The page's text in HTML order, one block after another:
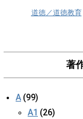
道徳／道徳教育
著
A (99)
A1 (26)